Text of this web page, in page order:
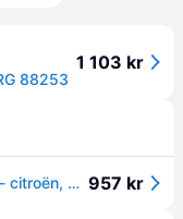
88253
1 103 kr
Tillsats, sot-/partikelfilter-regenerering - citroën, peugeot - OE 1500SC, 9672245180, 9678101480 957 kr